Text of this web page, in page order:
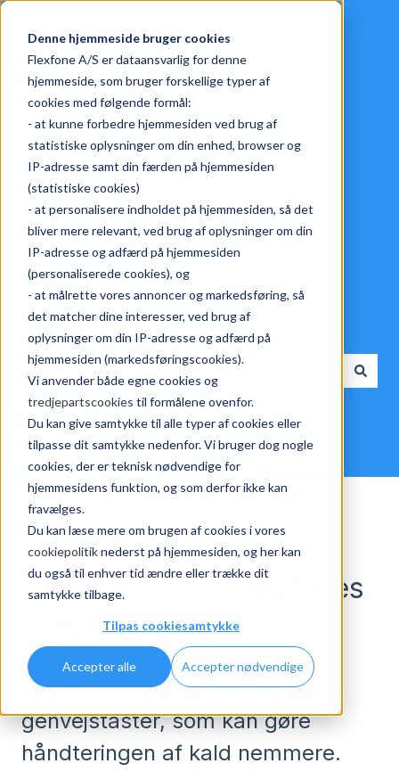
Denne hjemmeside bruger cookies
Flexfone A/S er dataansvarlig for denne
hjemmeside, som bruger forskellige typer af
cookies med følgende formål:
- at kunne forbedre hjemmesiden ved brug af
statistiske oplysninger om din enhed, browser og
IP-adresse samt din færden på hjemmesiden
(statistiske cookies)
- at personalisere indholdet på hjemmesiden, så det
bliver mere relevant, ved brug af oplysninger om din
IP-adresse og adfærd på hjemmesiden
(personaliserede cookies), og
- at målrette vores annoncer og markedsføring, så
det matcher dine interesser, ved brug af
oplysninger om din IP-adresse og adfærd på
hjemmesiden (markedsføringscookies).
Vi anvender både egne cookies og
tredjepartscookies til formålene ovenfor.
Du kan give samtykke til alle typer af cookies eller
tilpasse dit samtykke nedenfor. Vi bruger dog nogle
cookies, der er teknisk nødvendige for
hjemmesidens funktion, og som derfor ikke kan
fravælges.
Du kan læse mere om brugen af cookies i vores
cookiepolitiknederst på hjemmesiden, og her kan
du også til enhver tid ændre eller trække dit
samtykke tilbage.
Tilpas cookiesamtykke
Accepter alle Accepter nødvendige
Har du spørgsmål til
Flexfones produkter? Find
svarene her.
Der er ingen forslag, da søgefeltet er tomt.
Ofte stillede spørgsmål Myfone
Guide til softphone (Ring med Myfone)
Genvejstaster til Myfones
softphone
Her er en oversigt over de
genvejstaster, som kan gøre
håndteringen af kald nemmere.